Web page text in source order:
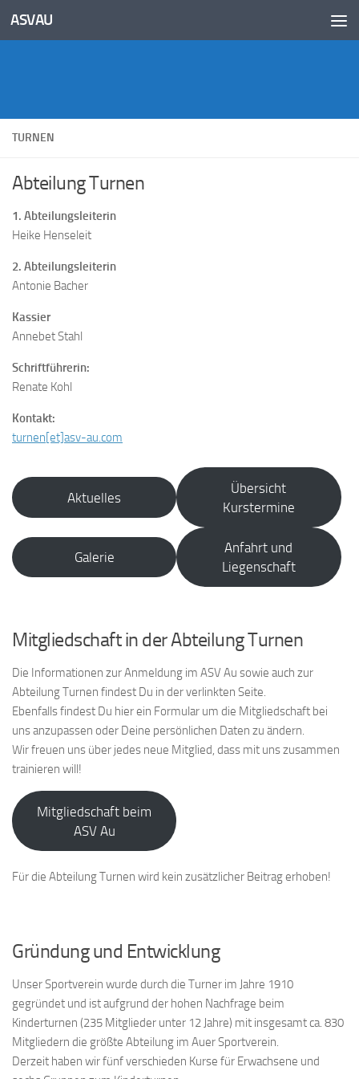
springen
Unter dem Inhalt
ASVAU
TURNEN
Abteilung Turnen
1. Abteilungsleiterin
Heike Henseleit
2. Abteilungsleiterin
Antonie Bacher
Kassier
Annebet Stahl
Schriftführerin:
Renate Kohl
Kontakt:
turnen[et]asv-au.com
Aktuelles
Übersicht
Kurstermine
Galerie
Anfahrt und
Liegenschaft
Mitgliedschaft in der Abteilung Turnen
Die Informationen zur Anmeldung im ASV Au sowie auch zur
Abteilung Turnen findest Du in der verlinkten Seite.
Ebenfalls findest Du hier ein Formular um die Mitgliedschaft bei
uns anzupassen oder Deine persönlichen Daten zu ändern.
Wir freuen uns über jedes neue Mitglied, dass mit uns zusammen
trainieren will!
Mitgliedschaft beim
ASV Au
Für die Abteilung Turnen wird kein zusätzlicher Beitrag erhoben!
Gründung und Entwicklung
Unser Sportverein wurde durch die Turner im Jahre 1910
gegründet und ist aufgrund der hohen Nachfrage beim
Kinderturnen (235 Mitglieder unter 12 Jahre) mit insgesamt ca. 830
Mitgliedern die größte Abteilung im Auer Sportverein.
Derzeit haben wir fünf verschieden Kurse für Erwachsene und